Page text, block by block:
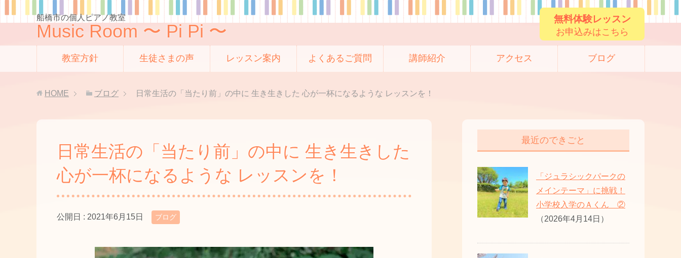
船橋市の個人ピアノ教室
Music Room 〜 Pi Pi 〜
無料体験レッスン
お申込みはこちら
教室方針 生徒さまの声 レッスン案内 よくあるご質問 講師紹介 アクセス ブログ
HOME ブログ 日常生活の「当たり前」の中に 生き生きした 心が一杯になるような レッスンを！
日常生活の「当たり前」の中に 生き生きした
心が一杯になるような レッスンを！
公開日 : 2021年6月15日 ブログ
最近のできごと
「ジュラシックパークの
メインテーマ」に挑戦！
小学校入学のＡくん ②
（2026年4月14日）